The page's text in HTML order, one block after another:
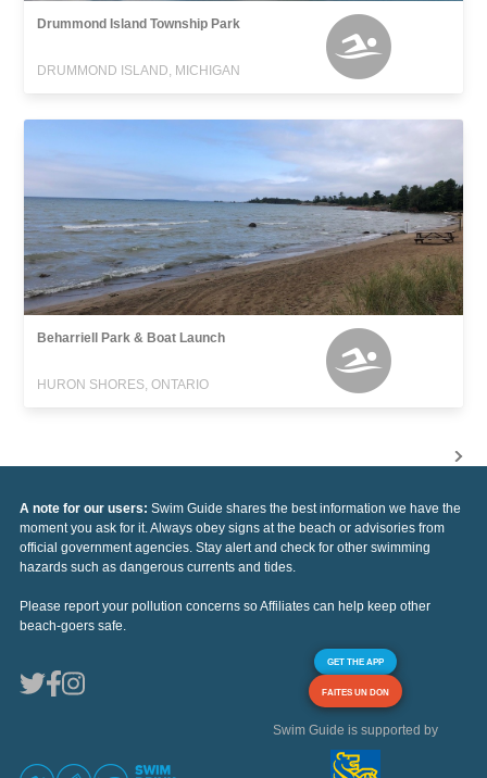
Drummond Island Township Park
DRUMMOND ISLAND, MICHIGAN
Beharriell Park & Boat Launch
HURON SHORES, ONTARIO
A note for our users: Swim Guide shares the best information we have the
moment you ask for it. Always obey signs at the beach or advisories from
official government agencies. Stay alert and check for other swimming
hazards such as dangerous currents and tides.
Please report your pollution concerns so Affiliates can help keep other
beach-goers safe.
GET THE APP
FAITES UN DON
Swim Guide is supported by